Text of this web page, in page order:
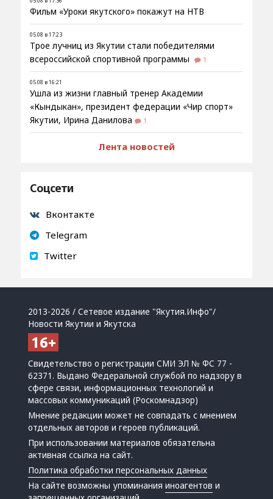
Фильм «Уроки якутского» покажут на НТВ
05.08 в 17:23
Трое лучниц из Якутии стали победителями
всероссийской спортивной программы
1
05.08 в 16:21
Ушла из жизни главный тренер Академии
«Кындыкан», президент федерации «Чир спорт»
Якутии, Ирина Данилова
1
Лента новостей
Соцсети
Вконтакте
Telegram
Twitter
2013-2026 / Сетевое издание "Якутия.Инфо"/
Новости Якутии и Якутска
Свидетельство о регистрации СМИ ЭЛ № ФС 77 -
62371. Выдано Федеральной службой по надзору в
сфере связи, информационных технологий и
массовых коммуникаций (Роскомнадзор)
Мнение редакции может не совпадать с мнением
отдельных авторов и героев публикаций.
При использовании материалов обязательна
активная ссылка на сайт.
Политика обработки персональных данных
На сайте возможны упоминанияиноагентов и